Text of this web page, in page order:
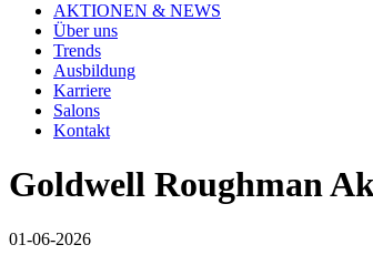
AKTIONEN & NEWS
Über uns
Trends
Ausbildung
Karriere
Salons
Kontakt
Goldwell Roughman
01-06-2026